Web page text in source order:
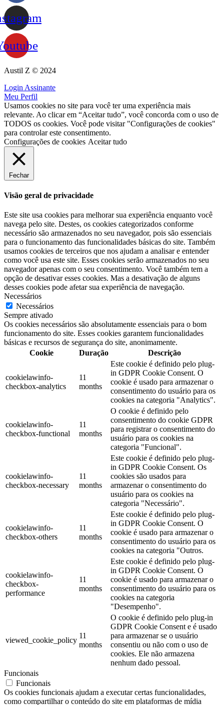
Austil Z © 2024
Login Assinante
Meu Perfil
Usamos cookies no site para você ter uma experiência mais
relevante. Ao clicar em “Aceitar tudo”, você concorda com o uso de
TODOS os cookies. Você pode visitar "Configurações de cookies"
para controlar este consentimento.
Configurações de cookies Aceitar tudo
Fechar
Visão geral de privacidade
Este site usa cookies para melhorar sua experiência enquanto você
navega pelo site. Destes, os cookies categorizados conforme
necessário são armazenados no seu navegador, pois são essenciais
para o funcionamento das funcionalidades básicas do site. Também
usamos cookies de terceiros que nos ajudam a analisar e entender
como você usa este site. Esses cookies serão armazenados no seu
navegador apenas com o seu consentimento. Você também tem a
opção de desativar esses cookies. Mas a desativação de alguns
desses cookies pode afetar sua experiência de navegação.
Necessários
Necessários
Sempre ativado
Os cookies necessários são absolutamente essenciais para o bom
funcionamento do site. Esses cookies garantem funcionalidades
básicas e recursos de segurança do site, anonimamente.
Cookie
Duração Descrição
cookielawinfo-
checkbox-analytics
11
months
Este cookie é definido pelo plug-
in GDPR Cookie Consent. O
cookie é usado para armazenar o
consentimento do usuário para os
cookies na categoria "Analytics".
cookielawinfo-
checkbox-functional
11
months
O cookie é definido pelo
consentimento do cookie GDPR
para registrar o consentimento do
usuário para os cookies na
categoria "Funcional".
cookielawinfo-
checkbox-necessary
11
months
Este cookie é definido pelo plug-
in GDPR Cookie Consent. Os
cookies são usados para
armazenar o consentimento do
usuário para os cookies na
categoria "Necessário".
cookielawinfo-
checkbox-others
11
months
Este cookie é definido pelo plug-
in GDPR Cookie Consent. O
cookie é usado para armazenar o
consentimento do usuário para os
cookies na categoria "Outros.
cookielawinfo-
checkbox-
performance
11
months
Este cookie é definido pelo plug-
in GDPR Cookie Consent. O
cookie é usado para armazenar o
consentimento do usuário para os
cookies na categoria
"Desempenho".
viewed_cookie_policy
11
months
O cookie é definido pelo plug-in
GDPR Cookie Consent e é usado
para armazenar se o usuário
consentiu ou não com o uso de
cookies. Ele não armazena
nenhum dado pessoal.
Funcionais
Funcionais
Os cookies funcionais ajudam a executar certas funcionalidades,
como compartilhar o conteúdo do site em plataformas de mídia